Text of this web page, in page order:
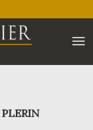
PLERIN